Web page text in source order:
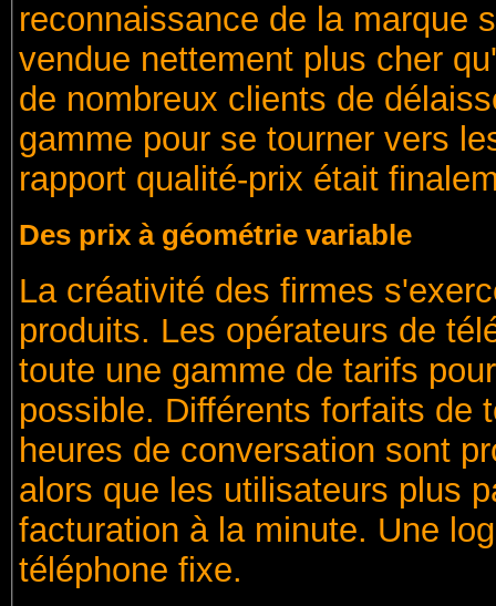
reconnaissance de la marque
vendue nettement plus cher
de nombreux clients de
gamme pour se tourner vers
rapport qualité-prix était
Des prix à géométrie variable
La créativité des firmes
produits. Les opérateurs de
toute une gamme de tarifs
possible. Différents forfaits de
heures de conversation sont
alors que les utilisateurs plus
facturation à la minute. Une
téléphone fixe.